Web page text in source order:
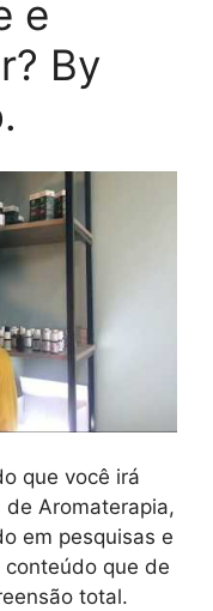
e
By
que você irá
de Aromaterapia,
em pesquisas e
que de
total.